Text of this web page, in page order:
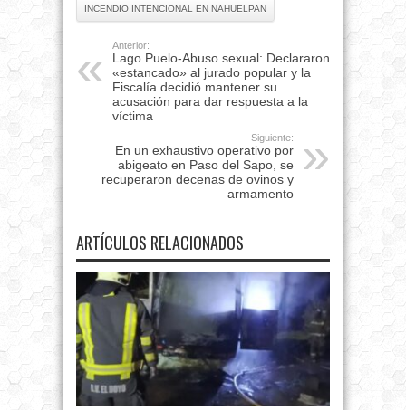
INCENDIO INTENCIONAL EN NAHUELPAN
Anterior:
Lago Puelo-Abuso sexual: Declararon
«estancado» al jurado popular y la
Fiscalía decidió mantener su
acusación para dar respuesta a la
víctima
Siguiente:
En un exhaustivo operativo por
abigeato en Paso del Sapo, se
recuperaron decenas de ovinos y
armamento
ARTÍCULOS RELACIONADOS